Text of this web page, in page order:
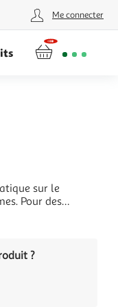
Me connecter
sur le
des
?